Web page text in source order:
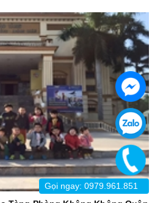
Gọi ngay: 0979.961.851